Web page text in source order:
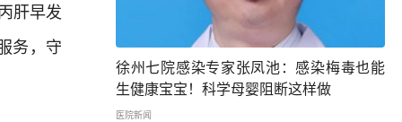
肝早发
务，守
徐州七院感染专家张凤池：感染梅毒也能
生健康宝宝！科学母婴阻断这样做
医院新闻